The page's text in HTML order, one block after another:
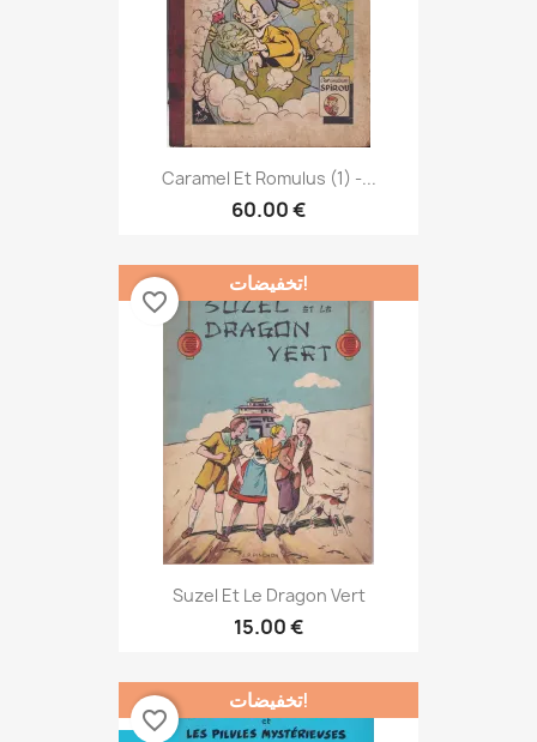
Caramel Et Romulus (1) -...
60.00 €
Suzel Et Le Dragon Vert
15.00 €
تخفيضات!
favorite_border
تخفيضات!
favorite_border